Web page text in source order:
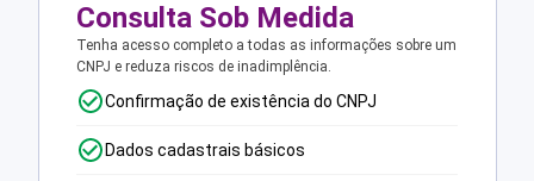
Consulta Sob Medida
Tenha acesso completo a todas as informações sobre um
CNPJ e reduza riscos de inadimplência.
Confirmação de existência do CNPJ
Dados cadastrais básicos